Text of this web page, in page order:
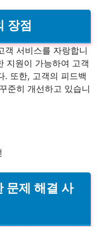
장점
객 서비스를 자랑합니
지원이 가능하여 고객
. 또한, 고객의 피드백
준히 개선하고 있습니
문제 해결 사